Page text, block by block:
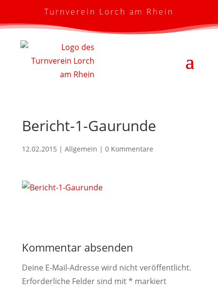
Turnverein Lorch am Rhein
Bericht-1-Gaurunde
12.02.2015 | Allgemein | 0 Kommentare
Kommentar absenden
Deine E-Mail-Adresse wird nicht veröffentlicht.
Erforderliche Felder sind mit* markiert